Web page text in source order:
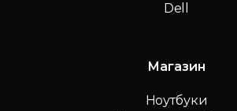
Dell
Магазин
Ноутбуки